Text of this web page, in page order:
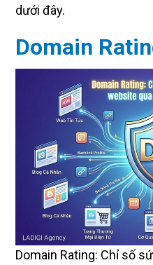
dưới đây.
Domain
Domain Rating: Chỉ số